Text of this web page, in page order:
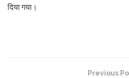
दिया गया।
Previous